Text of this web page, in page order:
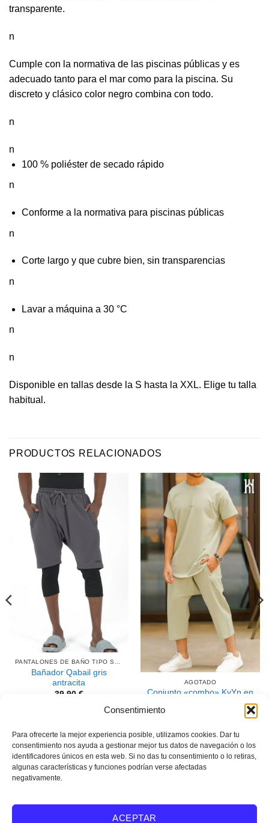
Consentimiento
Para ofrecerte la mejor experiencia posible, utilizamos cookies. Dar tu
consentimiento nos ayuda a gestionar mejor tus datos de navegación o los
identificadores únicos en esta web. Si no das tu consentimiento o lo retiras,
algunas características y funciones podrían verse afectadas
negativamente.
ACEPTAR
transparente.
n
Cumple con la normativa de las piscinas públicas y es
adecuado tanto para el mar como para la piscina. Su
discreto y clásico color negro combina con todo.
n
n
100 % poliéster de secado rápido
n
Conforme a la normativa para piscinas públicas
n
Corte largo y que cubre bien, sin transparencias
n
Lavar a máquina a 30 °C
n
n
Disponible en tallas desde la S hasta la XXL. Elige tu talla
habitual.
PRODUCTOS RELACIONADOS
PANTALONES DE BAÑO TIPO SAROUEL GRISES
Bañador Qabail gris
antracita
39,90 €
Este
producto
tiene
Las
AGOTADO
Conjunto «combo» KyYn en
SELECCIONA LAS
OPCIONES
Este
producto
Pantalones de baño tipo sarouel